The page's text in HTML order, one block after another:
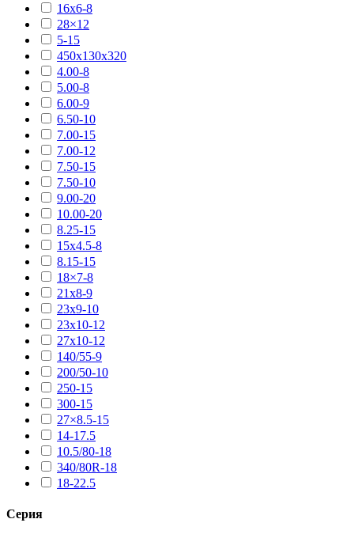
16х6-8
28×12
5-15
450х130х320
4.00-8
5.00-8
6.00-9
6.50-10
7.00-15
7.00-12
7.50-15
7.50-10
9.00-20
10.00-20
8.25-15
15х4.5-8
8.15-15
18×7-8
21х8-9
23х9-10
23х10-12
27х10-12
140/55-9
200/50-10
250-15
300-15
27×8.5-15
14-17.5
10.5/80-18
340/80R-18
18-22.5
Серия